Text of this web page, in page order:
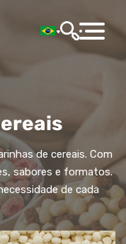
de cereais. Com
sabores e formatos.
de cada